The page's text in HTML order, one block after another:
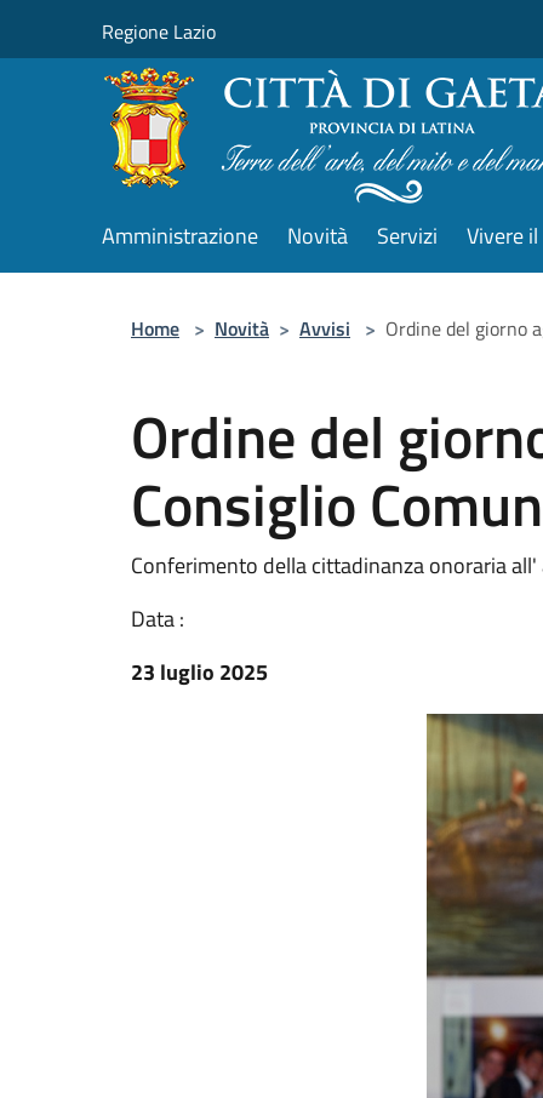
Regione Lazio
Amministrazione Novità Servizi Vivere
Home > Novità > Avvisi > Ordine del giorno
Ordine del
Consiglio
Conferimento della cittadinanza onoraria
Data :
23 luglio 2025